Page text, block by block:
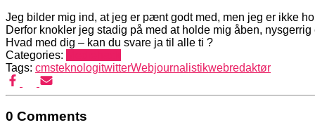
Jeg bilder mig ind, at jeg er pænt godt med, men jeg er ikke
Derfor knokler jeg stadig på med at holde mig åben,
Hvad med dig – kan du svare ja til alle ti ?
Categories:
Tags: cmsteknologitwitterWebjournalistikwebredaktør
0 Comments